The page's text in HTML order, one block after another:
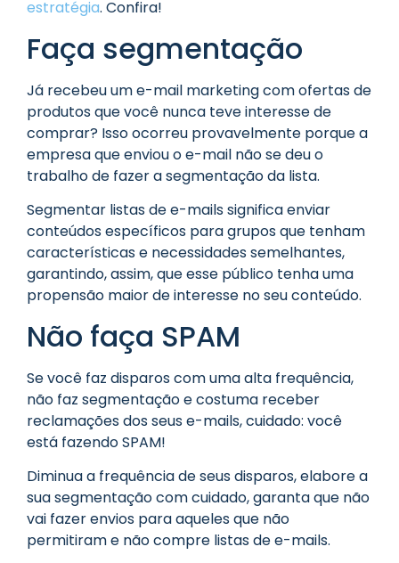
estratégia. Confira!
Faça segmentação
Já recebeu um e-mail marketing com ofertas de
produtos que você nunca teve interesse de
comprar? Isso ocorreu provavelmente porque a
empresa que enviou o e-mail não se deu o
trabalho de fazer a segmentação da lista.
Segmentar listas de e-mails significa enviar
conteúdos específicos para grupos que tenham
características e necessidades semelhantes,
garantindo, assim, que esse público tenha uma
propensão maior de interesse no seu conteúdo.
Não faça SPAM
Se você faz disparos com uma alta frequência,
não faz segmentação e costuma receber
reclamações dos seus e-mails, cuidado: você
está fazendo SPAM!
Diminua a frequência de seus disparos, elabore a
sua segmentação com cuidado, garanta que não
vai fazer envios para aqueles que não
permitiram e não compre listas de e-mails.